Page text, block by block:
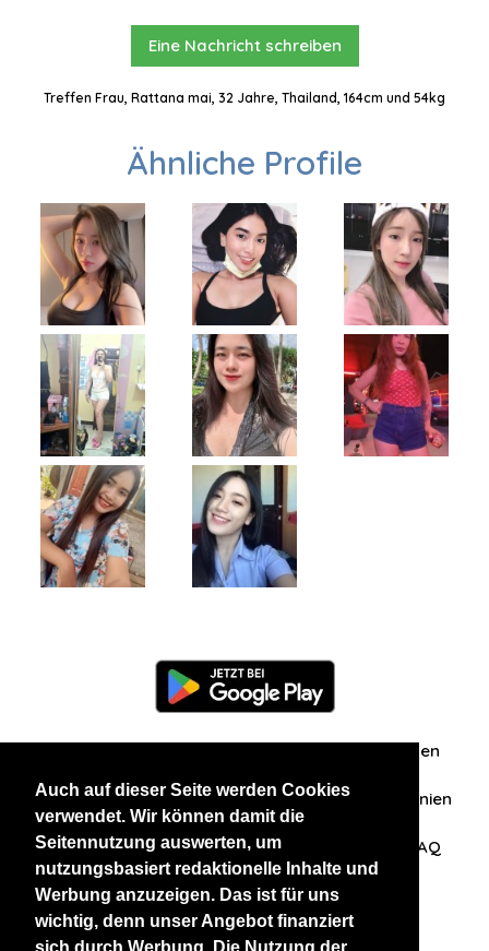
Auch auf dieser Seite werden Cookies
verwendet. Wir können damit die
Seitennutzung auswerten, um
nutzungsbasiert redaktionelle Inhalte und
Werbung anzuzeigen. Das ist für uns
wichtig, denn unser Angebot finanziert
Eine Nachricht schreiben
Treffen Frau, Rattana mai, 32 Jahre, Thailand, 164cm und 54kg
Ähnliche Profile
Zuschriften/Erfahrungen
Datenschutzerklärung AGB Datenschutzrichtlinien
Nehmen Sie Kontakt mit uns auf FAQ
Unsere anderen Websites